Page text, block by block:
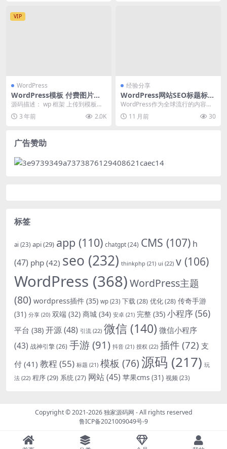
VIP
WordPress
WordPress模板 付费图片系
统可用于个人写真站等等
源码描述： wp 框架 上传到模板就
可以 拿别人写真收费贩卖属违法行
为！ 本站只...
3 年前 2.0K
经验分享
WordPress网站SEO标题标签
设置方法与SEO优化影响分析
WordPress作为全球流行的内容管
理系统（CMS），其网站seo优化
至关重要...
11 月前 30
广告赞助
标签
ai (23) api(29) app (110) chatgpt(24) CMS (107) h
(47) php (42) seo (232) thinkphp (21) ui (22) v (106)
WordPress (368)WordPress主题
(80) wordpress插件 (35) wp (23) 下载(28) 优化(28) 传奇手游
(31) 分享 (20) 双端 (32) 商城 (34) 安卓 (21) 完整 (35) 小程序(56)
平台 (38) 开源(48) 引流 (22) 微信 (140) 微信小程序
(43) 战神引擎(26) 手游(91) 抖音 (21) 授权 (22) 插件 (72) 支
付 (41) 教程 (55) 标题 (21) 模板 (76)源码 (217) 玩
法 (22) 程序(29) 系统(27) 网站(45) 苹果cms (31) 视频 (23)
Copyright © 2021-2026独家源码网 - All rights reserved
鲁ICP备2021009049号-9